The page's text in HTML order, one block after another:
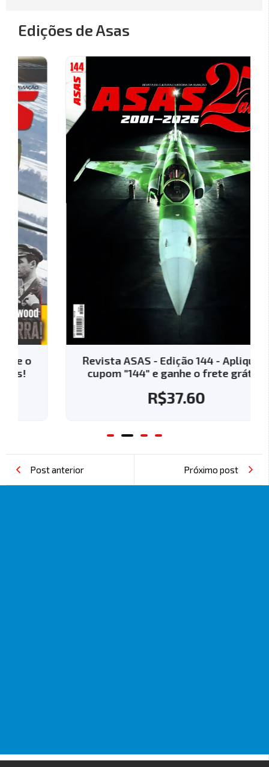
Edições de Asas
Revista ASAS - Edição 144 - Aplique o
cupom "144" e ganhe o frete grátis!
37.60
Post anterior Próximo post